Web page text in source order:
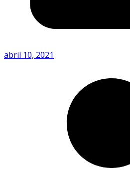
abril 10, 2021